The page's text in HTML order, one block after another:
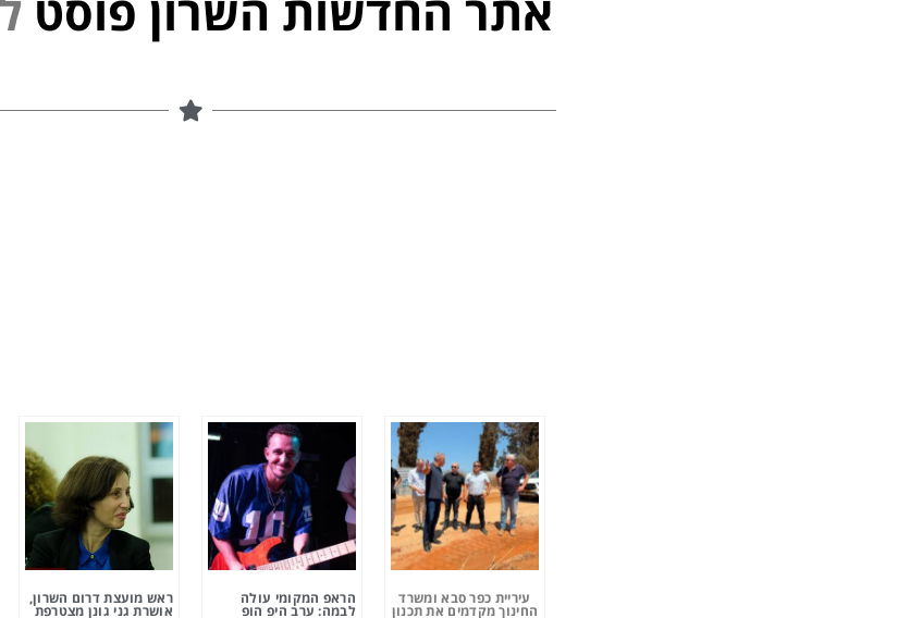
ל
עיריית כפר סבא ומשרד
החינוך מקדמים את תכנון
הראפ המקומי עולה
לבמה: ערב היפ הופ
ראש מועצת דרום השרון,
אושרת גני גונן מצטרפת